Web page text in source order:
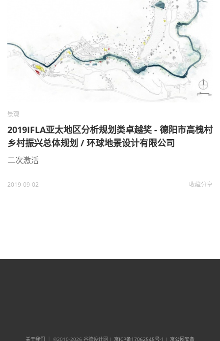
景观
2019IFLA亚太地区分析规划类卓越奖 - 德阳市高槐村
乡村振兴总体规划 / 环球地景设计有限公司
二次激活
2019-09-02 收藏分享
关于我们 ｜ ©2010-2026 谷德设计网 | 京ICP备17062545号-1 | 京公网安备